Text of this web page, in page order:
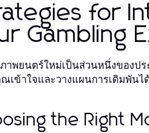
for
Gambling
าพยนตร์ใหม่เป็นส่วนหนึ่งของป
เข้าใจและวางแผนการเดิมพัน
the Right